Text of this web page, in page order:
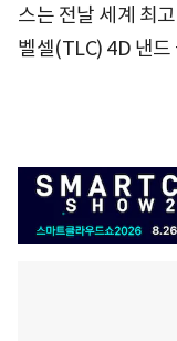
스는 전날 세계 최
벨셀(TLC) 4D 낸